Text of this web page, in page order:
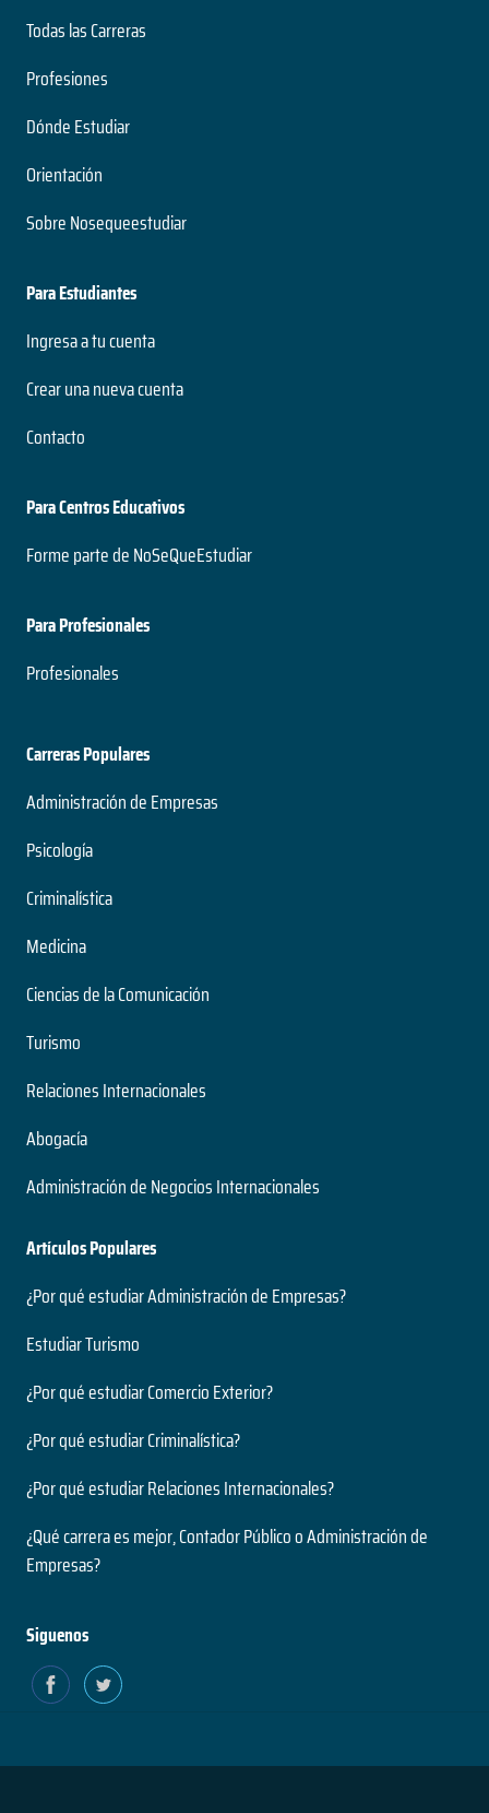
Todas las Carreras
Profesiones
Dónde Estudiar
Orientación
Sobre Nosequeestudiar
Para Estudiantes
Ingresa a tu cuenta
Crear una nueva cuenta
Contacto
Para Centros Educativos
Forme parte de NoSeQueEstudiar
Para Profesionales
Profesionales
Carreras Populares
Administración de Empresas
Psicología
Criminalística
Medicina
Ciencias de la Comunicación
Turismo
Relaciones Internacionales
Abogacía
Administración de Negocios Internacionales
Artículos Populares
¿Por qué estudiar Administración de Empresas?
Estudiar Turismo
¿Por qué estudiar Comercio Exterior?
¿Por qué estudiar Criminalística?
¿Por qué estudiar Relaciones Internacionales?
¿Qué carrera es mejor, Contador Público o Administración de
Empresas?
Siguenos
Estado
Política de
Política
Términos Contacto